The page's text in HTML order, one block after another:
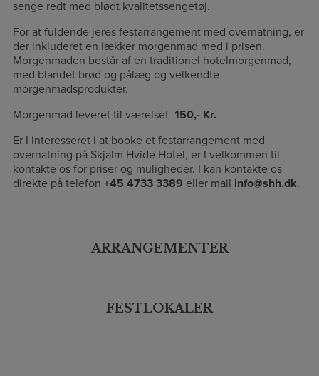
senge redt med blødt kvalitetssengetøj.
For at fuldende jeres festarrangement med overnatning, er
der inkluderet en lækker morgenmad med i prisen.
Morgenmaden består af en traditionel hotelmorgenmad,
med blandet brød og pålæg og velkendte
morgenmadsprodukter.
Morgenmad leveret til værelset 150,- Kr.
Er I interesseret i at booke et festarrangement med
overnatning på Skjalm Hvide Hotel, er I velkommen til
kontakte os for priser og muligheder. I kan kontakte os
direkte på telefon +45 4733 3389 eller mail info@shh.dk.
ARRANGEMENTER
FESTLOKALER